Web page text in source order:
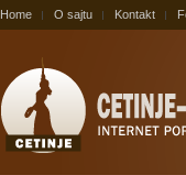
Home O sajtu Kontakt